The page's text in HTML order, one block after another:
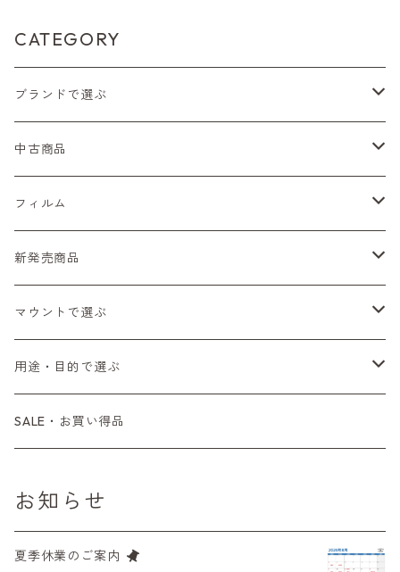
CATEGORY
ブランドで選ぶ
Nikon（ニコン）
Sシリーズ
Fシリーズ（一桁＋F100）
Canon（キヤノン）
レンジファインダー（7、P）
PENTAX（ペンタックス）
SL、SP
K2、KX、KM
M42単焦点レンズ
CONTAX（コンタックス）
G1、G2
Tシリーズ
MINOLTA（ミノルタ）
コンパクト
OLYMPUS（オリンパス）
Konica（コニカ）
中古商品
フィルムカメラ
一眼レフカメラ（マニュアルフォーカス）
一眼レフカメラ（オートフォーカス）
中判カメラ
大判カメラ
デジタルカメラ
一眼カメラ
ミラーレスカメラ
マニュアルレンズ
一眼レンズ
レンジファインダーレンズ
オートフォーカスレンズ
一眼レンズ
マウントアダプター
フィルム
レンズ付きフィルム
35mm（135）カラーネガ
35mm（135）白黒ネガ
35mm（135）カラーリバーサル
新発売商品
フィルムカメラ
レンズ付きフィルム
アクセサリー・付属品
マウントで選ぶ
M42
L39
S（ニコン）
用途・目的で選ぶ
初心者の方へもおすすめ！
滅多にお目にかかれない激レア商品！
SALE・お買い得品
お知らせ
夏季休業のご案内